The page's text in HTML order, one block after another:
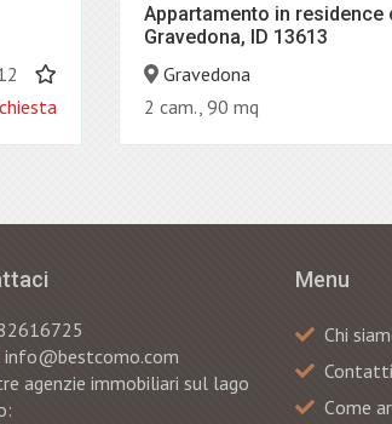
Appartamento in residence
Gravedona, ID 13613
Gravedona
2 cam., 90 mq
info@bestcomo.com
agenzie immobiliari sul lago
Menu
Chi
Contatti
Сome